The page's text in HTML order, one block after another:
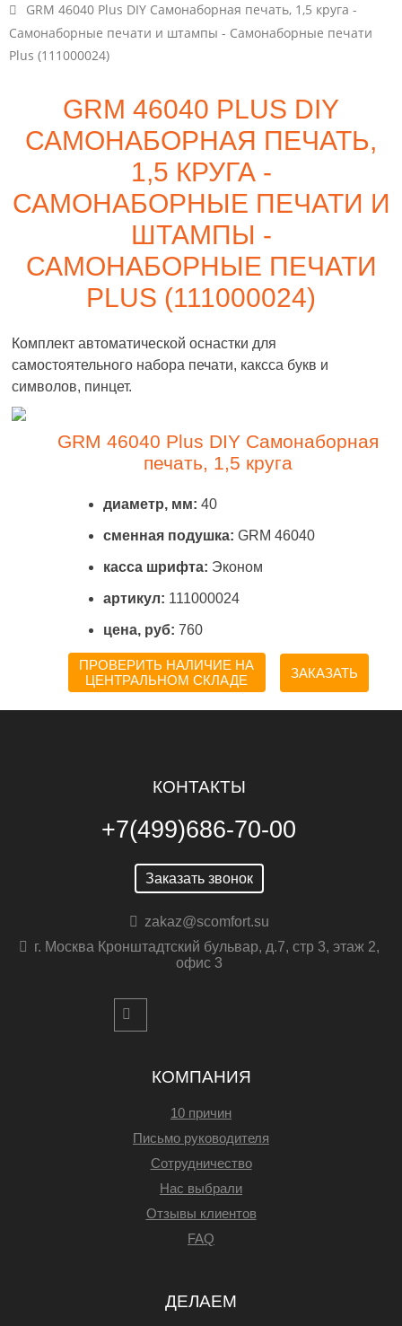
GRM 46040 Plus DIY Самонаборная печать, 1,5 круга -
Самонаборные печати и штампы - Самонаборные печати
Plus (111000024)
GRM 46040 PLUS DIY
САМОНАБОРНАЯ ПЕЧАТЬ,
1,5 КРУГА -
САМОНАБОРНЫЕ ПЕЧАТИ И
ШТАМПЫ -
САМОНАБОРНЫЕ ПЕЧАТИ
PLUS (111000024)
Комплект автоматической оснастки для
самостоятельного набора печати, каксса букв и
символов, пинцет.
GRM 46040 Plus DIY Самонаборная
печать, 1,5 круга
диаметр, мм: 40
сменная подушка: GRM 46040
касса шрифта: Эконом
артикул: 111000024
цена, руб: 760
ПРОВЕРИТЬ НАЛИЧИЕ НА
ЦЕНТРАЛЬНОМ СКЛАДЕ
ЗАКАЗАТЬ
КОНТАКТЫ
+7(499)686-70-00
Заказать звонок
zakaz@scomfort.su
г. Москва Кронштадтский бульвар, д.7, стр 3, этаж 2,
офис 3
КОМПАНИЯ
10 причин
Письмо руководителя
Сотрудничество
Нас выбрали
Отзывы клиентов
FAQ
ДЕЛАЕМ